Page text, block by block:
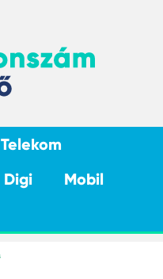
Telekom
Digi
Mobil